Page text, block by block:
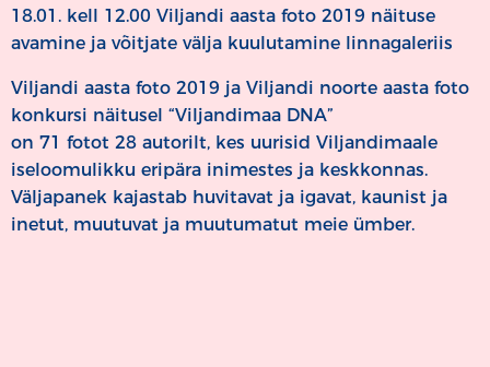
18.01. kell 12.00 Viljandi aasta foto 2019 näituse
avamine ja võitjate välja kuulutamine linnagaleriis
Viljandi aasta foto 2019 ja Viljandi noorte aasta foto
konkursi näitusel “Viljandimaa DNA”
on 71 fotot 28 autorilt, kes uurisid Viljandimaale
iseloomulikku eripära inimestes ja keskkonnas.
Väljapanek kajastab huvitavat ja igavat, kaunist ja
inetut, muutuvat ja muutumatut meie ümber.